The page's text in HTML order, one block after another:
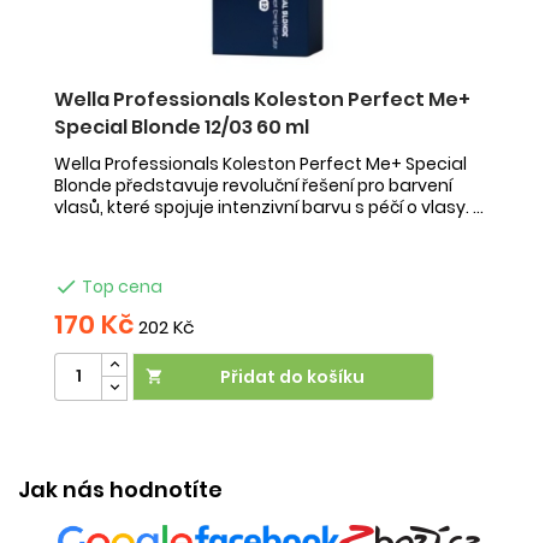
Wella Professionals Koleston Perfect Me+
Special Blonde 12/03 60 ml
Wella Professionals Koleston Perfect Me+ Special
Blonde představuje revoluční řešení pro barvení
vlasů, které spojuje intenzivní barvu s péčí o vlasy. ...
 Top cena
170 Kč202 Kč
 Přidat do košíku
Jak nás hodnotíte